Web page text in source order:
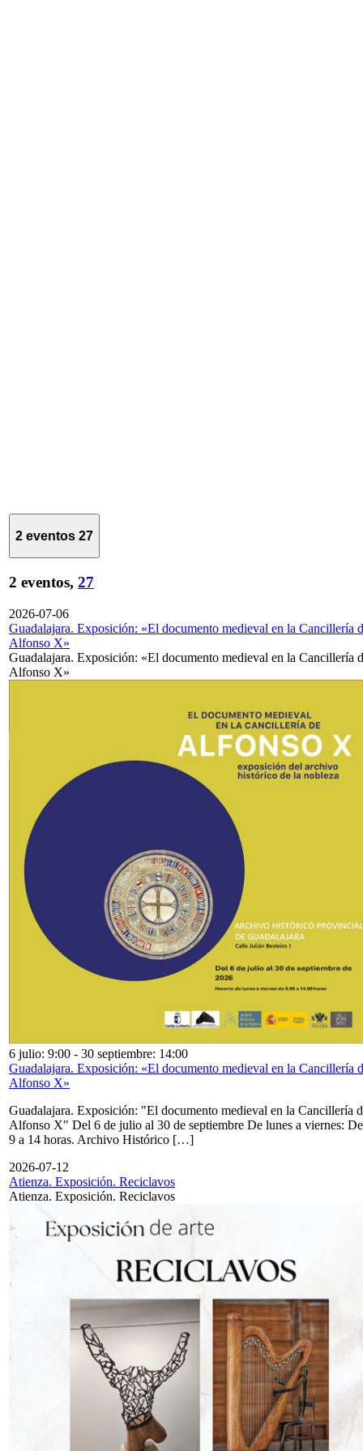
2 eventos 27
2 eventos, 27
2026-07-06
Guadalajara. Exposición: «El documento medieval en la Cancillería
Alfonso X»
Guadalajara. Exposición: «El documento medieval en la Cancillería
Alfonso X»
6 julio: 9:00 - 30 septiembre: 14:00
Guadalajara. Exposición: «El documento medieval en la Cancillería
Alfonso X»
Guadalajara. Exposición: "El documento medieval en la Cancillería
Alfonso X" Del 6 de julio al 30 de septiembre De lunes a viernes: De
9 a 14 horas. Archivo Histórico […]
2026-07-12
Atienza. Exposición. Reciclavos
Atienza. Exposición. Reciclavos